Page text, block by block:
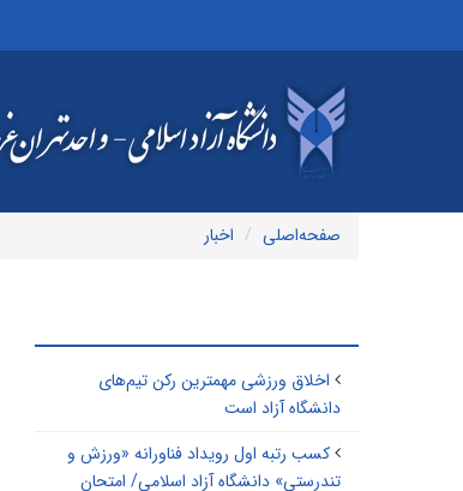
صفحه‌اصلی اخبار
اخلاق ورزشی مهمترین رکن تیم‌های
دانشگاه آزاد است
کسب رتبه اول رویداد فناورانه «ورزش و
تندرستی» دانشگاه آزاد اسلامی/ امتحان